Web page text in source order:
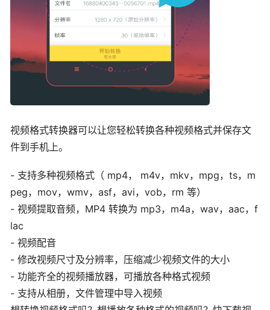
视频格式转换器可以让您轻松转换各种视频格式并保存文
件到手机上。
- 支持多种视频格式（ mp4， m4v，mkv，mpg，ts，m
peg，mov，wmv，asf，avi，vob，rm 等）
- 视频提取音频，MP4 转换为 mp3，m4a，wav，aac，f
lac
- 视频配音
- 修改视频尺寸及分辨率，压缩减少视频文件的大小
- 功能齐全的视频播放器，可播放各种格式视频
- 支持从相册，文件管理中导入视频